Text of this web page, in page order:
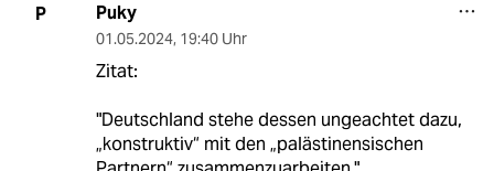
P Puky
01.05.2024, 19:40 Uhr
Zitat:
"Deutschland stehe dessen ungeachtet dazu,
„konstruktiv“ mit den „palästinensischen